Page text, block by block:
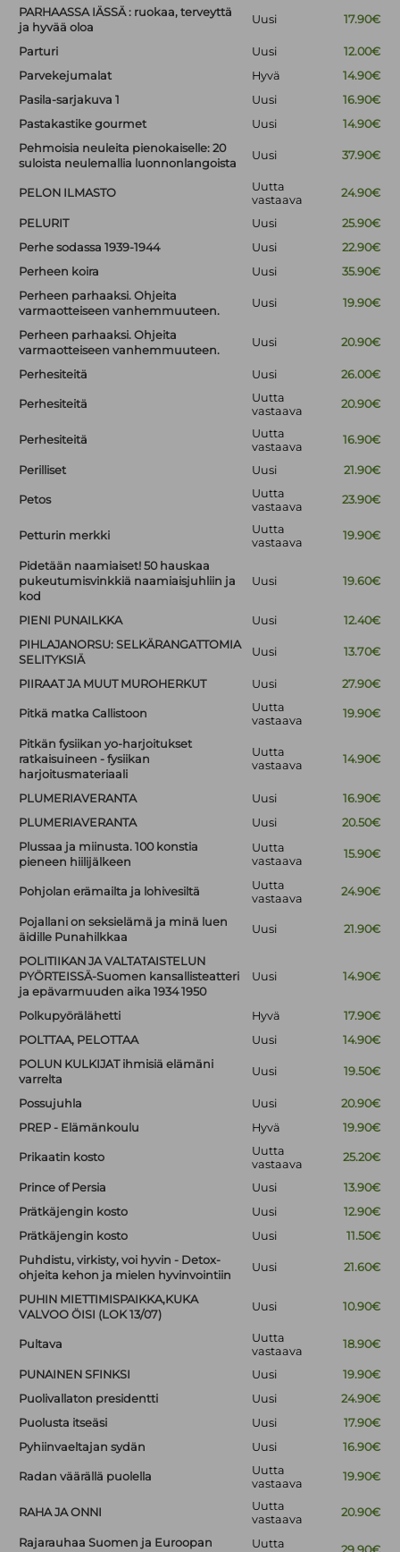
PARHAASSA IÄSSÄ : ruokaa, terveyttä
ja hyvää oloa
Uusi 17.90€
Parturi Uusi
12.00€
Parvekejumalat
Hyvä
14.90€
Pasila-sarjakuva 1
Uusi
16.90€
Pastakastike gourmet
Uusi
14.90€
Pehmoisia neuleita pienokaiselle: 20
suloista neulemallia luonnonlangoista
Uusi 37.90€
PELON ILMASTO
Uutta
vastaava
24.90€
PELURIT Uusi
25.90€
Perhe sodassa 1939-1944
Uusi
22.90€
Perheen koira
Uusi
35.90€
Perheen parhaaksi. Ohjeita
varmaotteiseen vanhemmuuteen.
Uusi 19.90€
Perheen parhaaksi. Ohjeita
varmaotteiseen vanhemmuuteen.
Uusi 20.90€
Perhesiteitä Uusi 26.00€
Perhesiteitä
Uutta
vastaava
20.90€
Perhesiteitä
Uutta
vastaava
16.90€
Perilliset Uusi 21.90€
Petos
Uutta
vastaava
23.90€
Petturin merkki
Uutta
vastaava
19.90€
Pidetään naamiaiset! 50 hauskaa
pukeutumisvinkkiä naamiaisjuhliin ja
kod
Uusi 19.60€
PIENI PUNAILKKA Uusi
12.40€
PIHLAJANORSU: SELKÄRANGATTOMIA
SELITYKSIÄ
Uusi 13.70€
PIIRAAT JA MUUT MUROHERKUT Uusi 27.90€
Pitkä matka Callistoon
Uutta
vastaava
19.90€
Pitkän fysiikan yo-harjoitukset
ratkaisuineen - fysiikan
harjoitusmateriaali
Uutta
vastaava
14.90€
PLUMERIAVERANTA Uusi
16.90€
PLUMERIAVERANTA
Uusi
20.50€
Plussaa ja miinusta. 100 konstia
pieneen hiilijälkeen
Uutta
vastaava
15.90€
Pohjolan erämailta ja lohivesiltä
Uutta
vastaava
24.90€
Pojallani on seksielämä ja minä luen
äidille Punahilkkaa
Uusi 21.90€
POLITIIKAN JA VALTATAISTELUN
PYÖRTEISSÄ-Suomen kansallisteatteri
ja epävarmuuden aika 1934 1950
Uusi 14.90€
Polkupyörälähetti Hyvä
17.90€
POLTTAA, PELOTTAA
Uusi
14.90€
POLUN KULKIJAT ihmisiä elämäni
varrelta
Uusi 19.50€
Possujuhla Uusi
20.90€
PREP - Elämänkoulu
Hyvä 19.90€
Prikaatin kosto
Uutta
vastaava
25.20€
Prince of Persia Uusi
13.90€
Prätkäjengin kosto
Uusi
12.90€
Prätkäjengin kosto
Uusi
11.50€
Puhdistu, virkisty, voi hyvin - Detox-
ohjeita kehon ja mielen hyvinvointiin
Uusi 21.60€
PUHIN MIETTIMISPAIKKA,KUKA
VALVOO ÖISI (LOK 13/07)
Uusi 10.90€
Pultava
Uutta
vastaava
18.90€
PUNAINEN SFINKSI Uusi
19.90€
Puolivallaton presidentti
Uusi
24.90€
Puolusta itseäsi
Uusi
17.90€
Pyhiinvaeltajan sydän
Uusi 16.90€
Radan väärällä puolella
Uutta
vastaava
19.90€
RAHA JA ONNI
Uutta
vastaava
20.90€
Rajarauhaa Suomen ja Euroopan
Uutta